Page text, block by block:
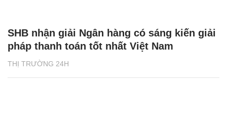
THỊ TRƯỜNG 24H
SHB nhận giải Ngân hàng có sáng kiến giải
pháp thanh toán tốt nhất Việt Nam